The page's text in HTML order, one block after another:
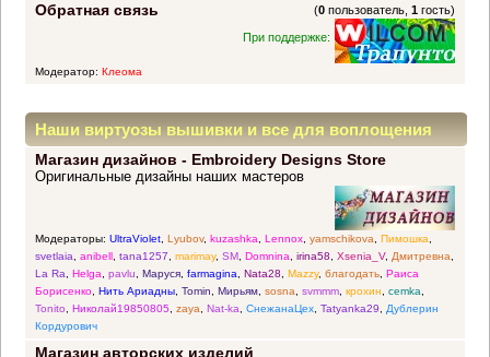
Обратная связь (0 пользователь,1 гость)
При поддержке:
Модератор: Клеома
Наши виртуозы вышивки и все для воплощения
прекрасных идей
Магазин дизайнов - Embroidery Designs Store
Оригинальные дизайны наших мастеров
Модераторы: UltraViolet, Lyubov, kuzashka, Lennox, yamschikova, Пимошка,
svetlaia, anibell, tana1257, marimay, SM, Domnina, irina58, Xsenia_V, Дмитревна,
La Ra, Helga, pavlu, Маруся, farmagina, Nata28, Mazzy, благодать, Раиса
Борисенко, Нить Ариадны, Tomin, Мирьям, sosna, svmmm, крохин, cemka,
Tonito, Николай19850805, zaya, Nat-ka, СнежанаЦех, Tatyanka29, Дублерин
Кордурович
Магазин авторских изделий